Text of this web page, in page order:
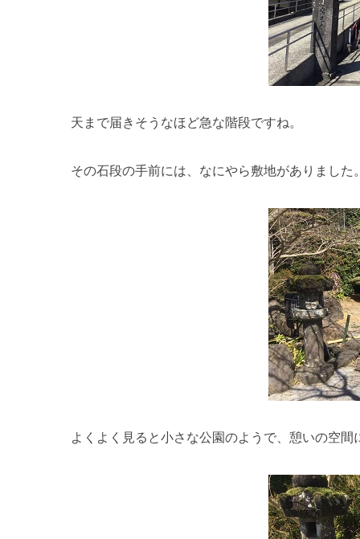
天まで届きそうなほど急な階段ですね。
その石段の手前には、なにやら敷地がありました
よくよく見ると小さな公園のようで、憩いの空間